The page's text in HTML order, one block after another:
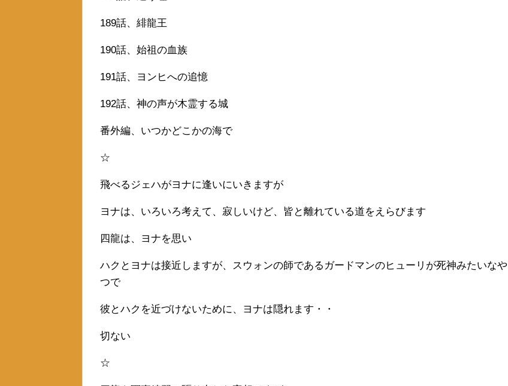
189話、緋龍王
190話、始祖の血族
191話、ヨンヒへの追憶
192話、神の声が木霊する城
番外編、いつかどこかの海で
☆
飛べるジェハがヨナに逢いにいきますが
ヨナは、いろいろ考えて、寂しいけど、皆と離れている道をえらびます
四龍は、ヨナを思い
ハクとヨナは接近しますが、スウォンの師であるガードマンのヒューリが死神みたいなや
つで
彼とハクを近づけないために、ヨナは隠れます・・
切ない
☆